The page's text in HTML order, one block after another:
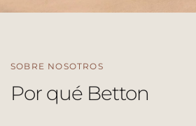
SOBRE NOSOTROS
Por qué Betton